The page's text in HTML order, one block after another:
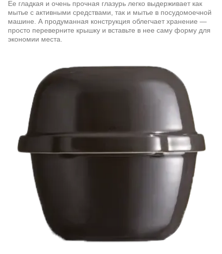
Ее гладкая и очень прочная глазурь легко выдерживает как
мытье с активными средствами, так и мытье в посудомоечной
машине. А продуманная конструкция облегчает хранение —
просто переверните крышку и вставьте в нее саму форму для
экономии места.